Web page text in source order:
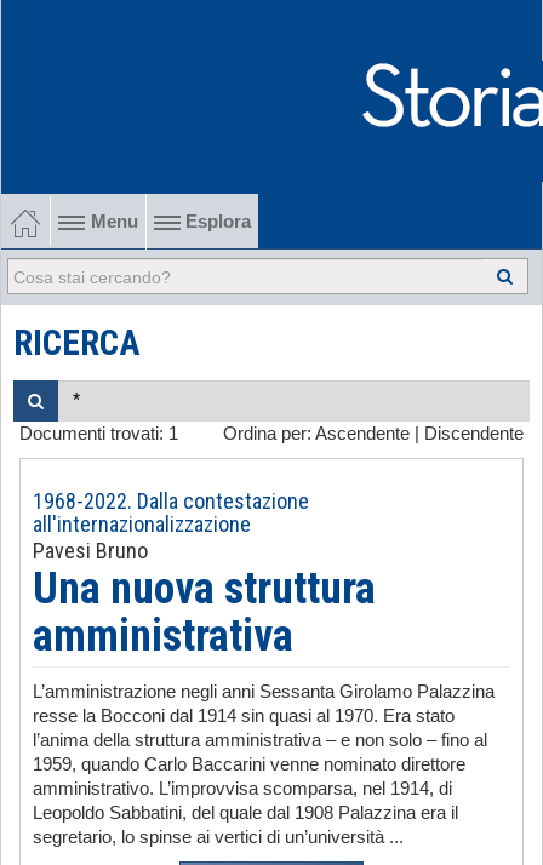
Menu Esplora
1902-1915 Gli esordi
1915-1945 Tra le due guerre
1945-1968 Dalla liberazione al '68
1968-2022 Dalla contestazione all'internazionalizzazione
-
RICERCA
Ordina per: Ascendente Discendente
Documenti trovati: 1
1968-2022. Dalla contestazione
all'internazionalizzazione
Pavesi Bruno
Una nuova struttura
amministrativa
L’amministrazione negli anni Sessanta Girolamo Palazzina
resse la Bocconi dal 1914 sin quasi al 1970. Era stato
l’anima della struttura amministrativa – e non solo – fino al
1959, quando Carlo Baccarini venne nominato direttore
amministrativo. L’improvvisa scomparsa, nel 1914, di
Leopoldo Sabbatini, del quale dal 1908 Palazzina era il
segretario, lo spinse ai vertici di un’università ...